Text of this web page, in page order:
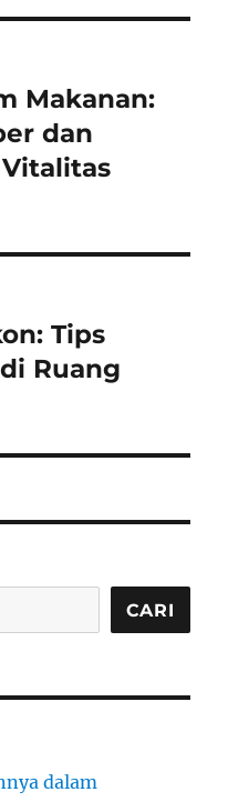
Makanan:
dan
Tips
Ruang
CARI
dalam